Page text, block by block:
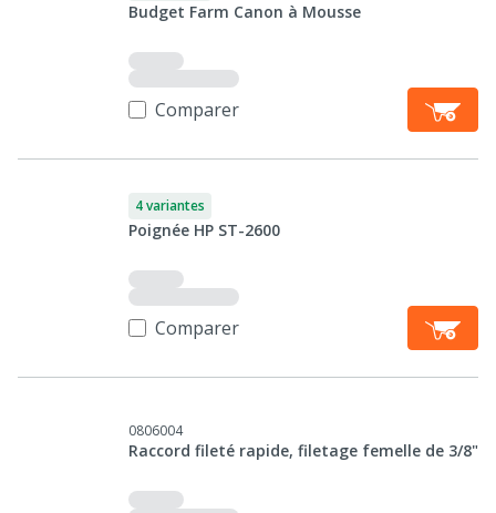
Budget Farm Canon à Mousse
Comparer
4 variantes
Poignée HP ST-2600
Comparer
0806004
Raccord fileté rapide, filetage femelle de 3/8"